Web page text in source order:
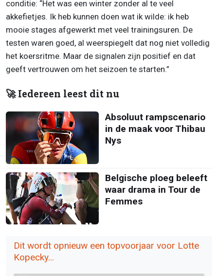
conditie: “Het was een winter zonder al te veel
akkefietjes. Ik heb kunnen doen wat ik wilde: ik heb
mooie stages afgewerkt met veel trainingsuren. De
testen waren goed, al weerspiegelt dat nog niet volledig
het koersritme. Maar de signalen zijn positief en dat
geeft vertrouwen om het seizoen te starten.”
🚀 Iedereen leest dit nu
Absoluut rampscenario
in de maak voor Thibau
Nys
Belgische ploeg beleeft
waar drama in Tour de
Femmes
Dit wordt opnieuw een topvoorjaar voor Lotte
Kopecky...